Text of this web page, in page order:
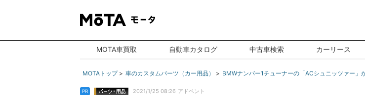
MOTA車買取 自動車カタログ 中古車検索 カーリース
MOTAトップ 車のカスタムパーツ（カー用品） BMWナンバー1チューナーの「ACシュニッツァー」
PR 2021/1/25 08:26 アドベント